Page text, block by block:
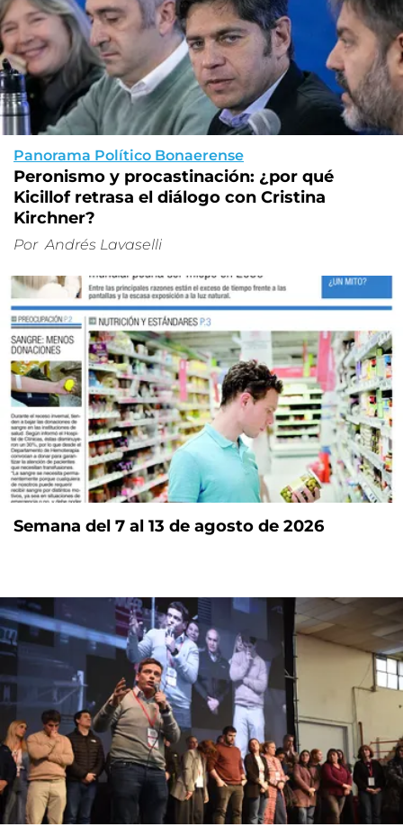
Panorama Político Bonaerense
Peronismo y procastinación: ¿por qué
Kicillof retrasa el diálogo con Cristina
Kirchner?
Por Andrés Lavaselli
Semana del 7 al 13 de agosto de 2026